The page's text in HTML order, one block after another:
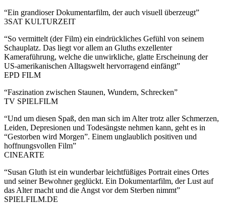
“Ein grandioser Dokumentarfilm, der auch visuell überzeugt”
3SAT KULTURZEIT
“So vermittelt (der Film) ein eindrückliches Gefühl von seinem
Schauplatz. Das liegt vor allem an Gluths exzellenter
Kameraführung, welche die unwirkliche, glatte Erscheinung der
US-amerikanischen Alltagswelt hervorragend einfängt”
EPD FILM
“Faszination zwischen Staunen, Wundern, Schrecken”
TV SPIELFILM
“Und um diesen Spaß, den man sich im Alter trotz aller Schmerzen,
Leiden, Depresionen und Todesängste nehmen kann, geht es in
“Gestorben wird Morgen”. Einem unglaublich positiven und
hoffnungsvollen Film”
CINEARTE
“Susan Gluth ist ein wunderbar leichtfüßiges Portrait eines Ortes
und seiner Bewohner geglückt. Ein Dokumentarfilm, der Lust auf
das Alter macht und die Angst vor dem Sterben nimmt”
SPIELFILM.DE